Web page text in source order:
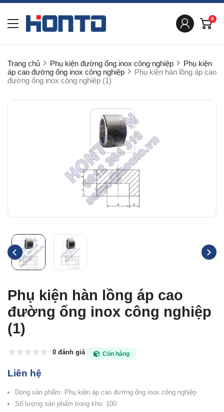
0
Trang chủ Phụ kiện đường ống inox công nghiệp
Phụ kiện
áp cao đường ống inox công nghiệp
Phụ kiện hàn lồng áp cao
đường ống inox công nghiệp (1)
Phụ kiện hàn lồng áp cao
đường ống inox công nghiệp
(1)
0 đánh giá Còn hàng
Liên hệ
Dòng sản phẩm: Phụ kiện áp cao đường ống inox công nghiệp
Số lượng sản phẩm trong kho: 100